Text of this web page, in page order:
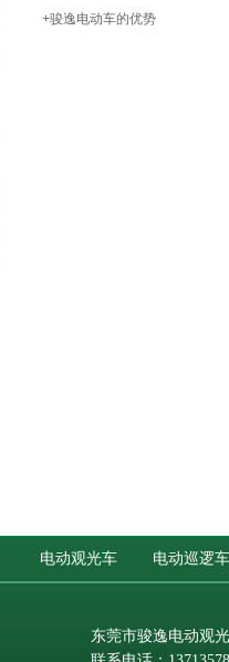
吗？
+骏逸电动车的优势
电动观光车 电动巡逻车
东莞市骏逸电动观